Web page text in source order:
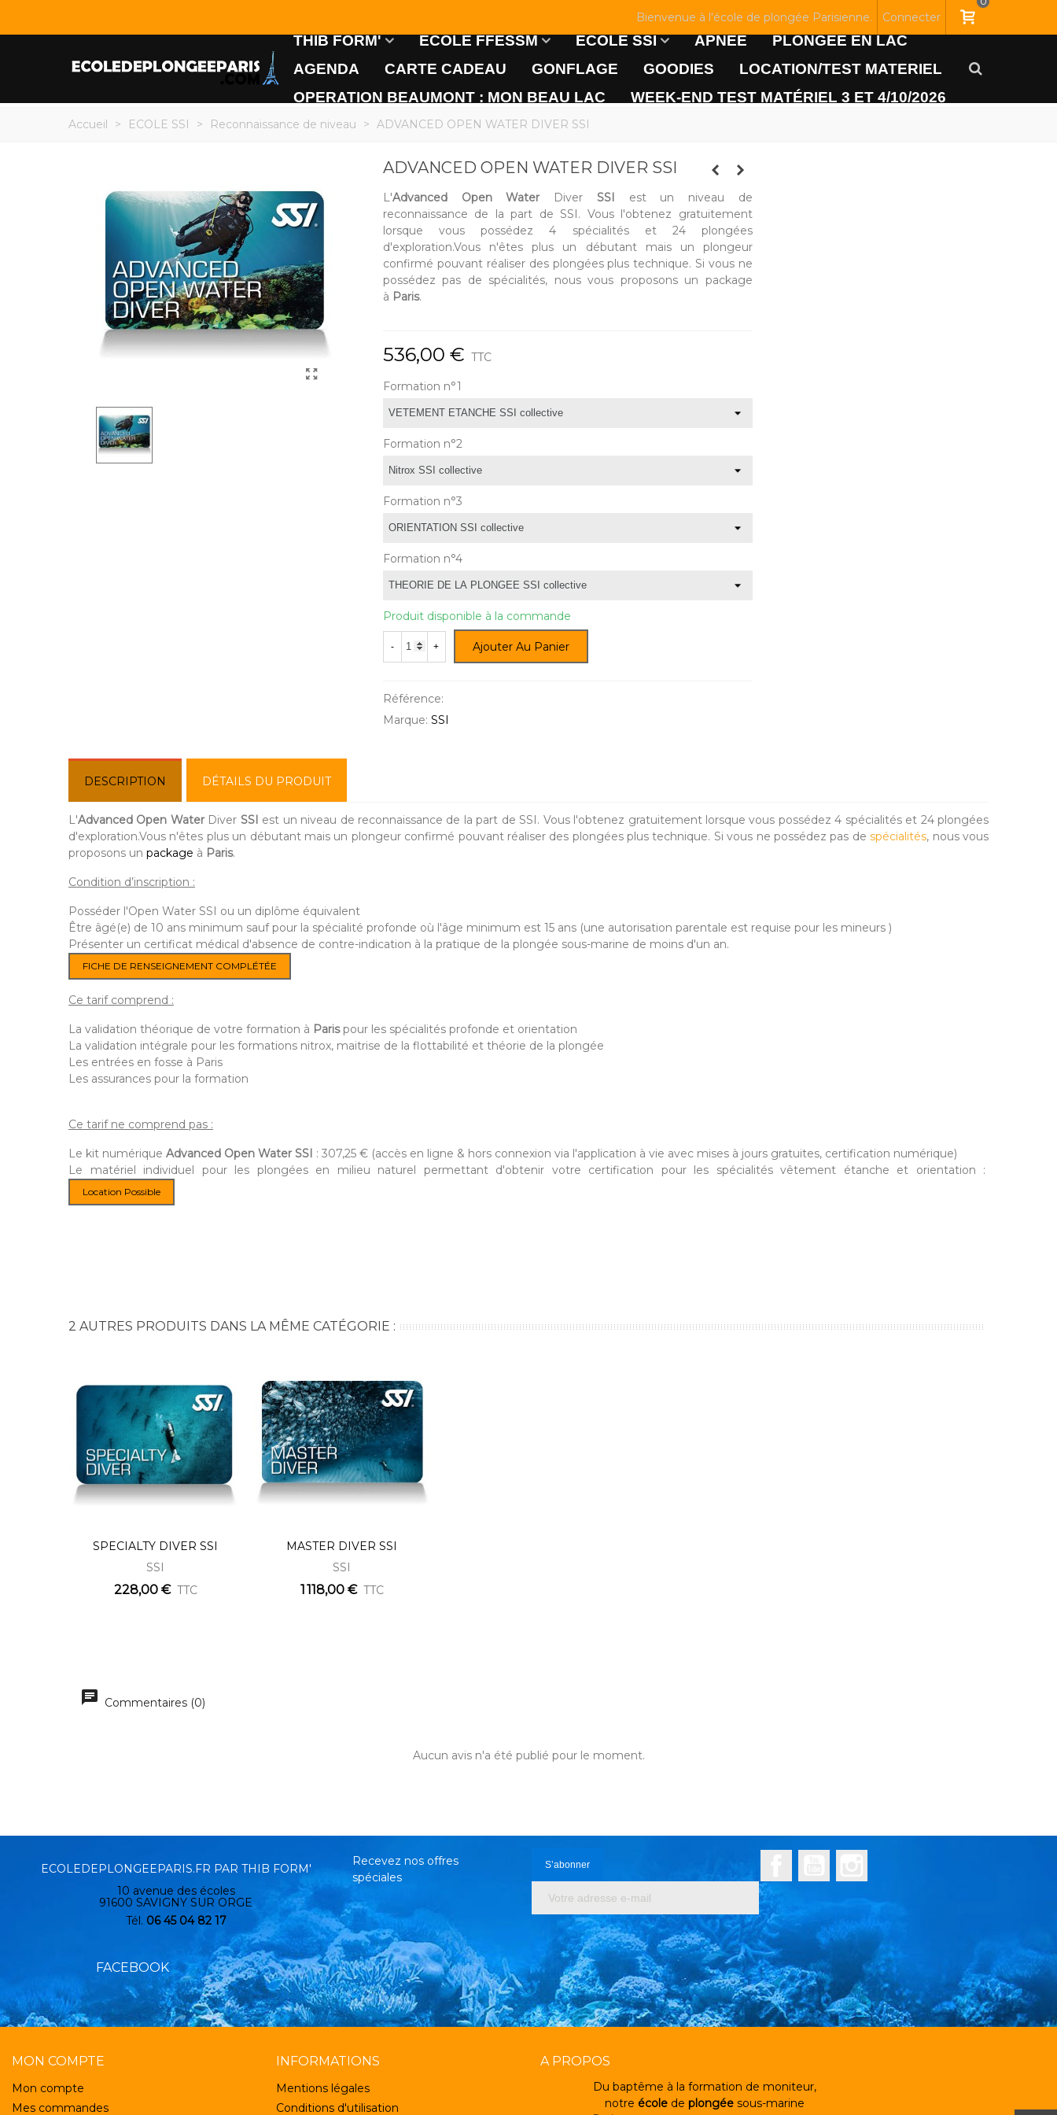
Bienvenue à l'école de plongée Parisienne. Connecter
THIB FORM' ECOLE FFESSM ECOLE SSI APNEE
PLONGEE EN LAC
AGENDA
CARTE CADEAU GONFLAGE GOODIES
LOCATION/TEST MATERIEL
OPERATION BEAUMONT : MON BEAU LAC
WEEK-END TEST MATÉRIEL 3 ET 4/10/2026
Accueil > ECOLE SSI > Reconnaissance de niveau > ADVANCED OPEN WATER DIVER SSI
ADVANCED OPEN WATER DIVER SSI
L'Advanced Open WaterDiver SSI est un niveau de
reconnaissance de la part de SSI. Vous l'obtenez gratuitement
lorsque vous possédez 4 spécialités et 24 plongées
d'exploration.Vous n'êtes plus un débutant mais un plongeur
confirmé pouvant réaliser des plongées plus technique. Si vous ne
possédez pas de spécialités, nous vous proposons un package
à Paris.
536,00 € TTC
Formation n°1
Formation n°2
Formation n°3
Formation n°4
Produit disponible à la commande
- + Ajouter Au Panier
Référence:
Marque: SSI
DESCRIPTION DÉTAILS DU PRODUIT
L'Advanced Open WaterDiver SSI est un niveau de reconnaissance de la part de SSI. Vous l'obtenez gratuitement lorsque vous possédez 4 spécialités et 24 plongées
d'exploration.Vous n'êtes plus un débutant mais un plongeur confirmé pouvant réaliser des plongées plus technique. Si vous ne possédez pas despécialités, nous vous
proposons un package à Paris.
Condition d’inscription :
Posséder l'Open Water SSI ou un diplôme équivalent
Être âgé(e) de 10 ans minimum sauf pour la spécialité profonde où l'âge minimum est 15 ans (une autorisation parentale est requise pour les mineurs )
Présenter un certificat médical d'absence de contre-indication à la pratique de la plongée sous-marine de moins d'un an.
FICHE DE RENSEIGNEMENT COMPLÉTÉE
Ce tarif comprend :
La validation théorique de votre formation à Paris pour les spécialités profonde et orientation
La validation intégrale pour les formations nitrox, maitrise de la flottabilité et théorie de la plongée
Les entrées en fosse à Paris
Les assurances pour la formation
Ce tarif ne comprend pas :
Le kit numérique Advanced Open Water SSI : 307,25 € (accès en ligne & hors connexion via l'application à vie avec mises à jours gratuites, certification numérique)
Le matériel individuel pour les plongées en milieu naturel permettant d'obtenir votre certification pour les spécialités vêtement étanche et orientation :
Location Possible
2 AUTRES PRODUITS DANS LA MÊME CATÉGORIE :
SPECIALTY DIVER SSI
SSI
228,00 € TTC
MASTER DIVER SSI
SSI
1 118,00 € TTC
Commentaires (0)
Aucun avis n'a été publié pour le moment.
ECOLEDEPLONGEEPARIS.FR PAR THIB FORM'
10 avenue des écoles
91600 SAVIGNY SUR ORGE
Tél. 06 45 04 82 17
Recevez nos offres
spéciales
FACEBOOK
MON COMPTE
Mon compte
Mes commandes
INFORMATIONS
Mentions légales
Conditions d'utilisation
A PROPOS
Du baptême à la formation de moniteur,
notre école de plongée sous-marine